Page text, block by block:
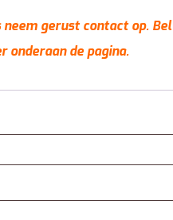
gerust contact op. Bel
de pagina.